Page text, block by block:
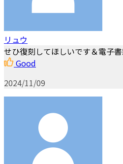
リュウ
せひ復刻してほしいです＆電子
Good
2024/11/09